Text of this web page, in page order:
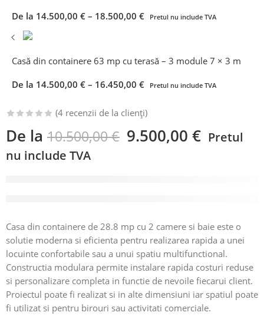
De la 14.500,00 € – 18.500,00 € Pretul nu include TVA
Casă din containere 63 mp cu terasă – 3 module 7 × 3 m
De la 14.500,00 € – 16.450,00 € Pretul nu include TVA
(4 recenzii de la clienți)
De la 10.500,00€ 9.500,00 € Pretul
nu include TVA
Casa din containere de 28.8 mp cu 2 camere si baie este o
solutie moderna si eficienta pentru realizarea rapida a unei
locuinte confortabile sau a unui spatiu multifunctional.
Constructia modulara permite instalare rapida costuri reduse
si personalizare completa in functie de nevoile fiecarui client.
Proiectul poate fi realizat si in alte dimensiuni iar spatiul poate
fi utilizat si pentru birouri sau activitati comerciale.